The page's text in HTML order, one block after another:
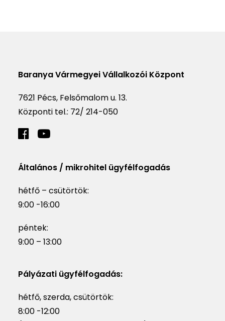
Baranya Vármegyei Vállalkozói Központ
7621 Pécs, Felsőmalom u. 13.
Központi tel.: 72/ 214-050
Általános / mikrohitel ügyfélfogadás
hétfő – csütörtök:
9:00 -16:00
péntek:
9:00 – 13:00
Pályázati ügyfélfogadás:
hétfő, szerda, csütörtök:
8:00 -12:00